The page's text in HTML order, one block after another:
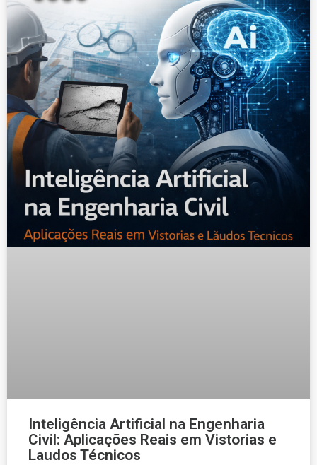
Inteligência Artificial na Engenharia
Civil: Aplicações Reais em Vistorias e
Laudos Técnicos